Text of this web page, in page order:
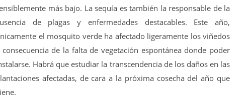
más bajo. La sequía es también la responsable de la
de plagas y enfermedades destacables. Este año,
el mosquito verde ha afectado ligeramente los viñedos
consecuencia de la falta de vegetación espontánea donde poder
Habrá que estudiar la transcendencia de los daños en las
afectadas, de cara a la próxima cosecha del año que